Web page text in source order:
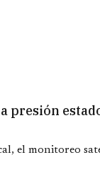
presión
el monitoreo